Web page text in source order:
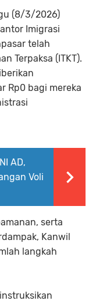
(8/3/2026)
Imigrasi
telah
Terpaksa (ITKT).
Rp0 bagi mereka
AD,
Voli
serta
Kanwil
langkah